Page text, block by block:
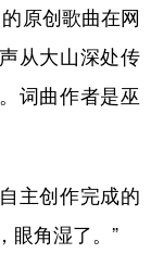
原创歌曲在网
从大山深处传
词曲作者是巫
主创作完成的
眼角湿了。”